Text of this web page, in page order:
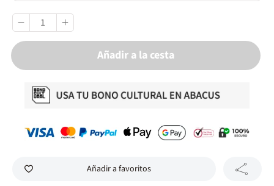
Añadir a la cesta
Añadir a favoritos